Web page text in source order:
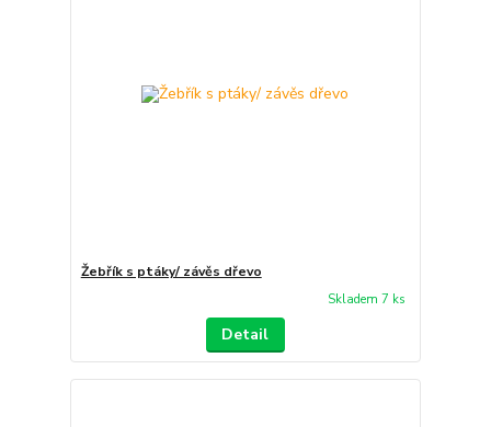
Žebřík s ptáky/ závěs dřevo
Skladem 7 ks
Detail